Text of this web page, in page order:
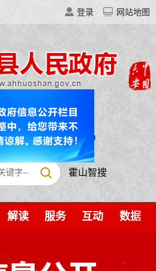
登录 网站地图
走进霍山 移动门户
霍山智搜
解读 服务 互动 数据